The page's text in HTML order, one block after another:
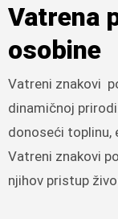
Vatrena
osobine
Vatreni znakovi
dinamičnoj
donoseći toplinu,
Vatreni znakovi
njihov pristup